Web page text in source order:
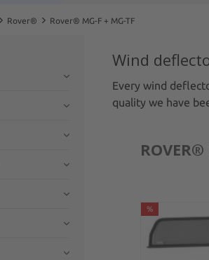
Rover® Rover® MG-F + MG-TF
Wind
Every wind
quality we have
%